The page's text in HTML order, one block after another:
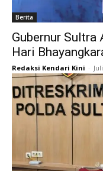
Berita
Gubernur
Hari
Redaksi Kendari Kini -